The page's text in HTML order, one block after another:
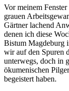
Vor meinem
grauen
Gärtner lachend
denen ich diese
Bistum Magdeburg
wir auf den Spuren
unterwegs, doch in
ökumenischen
begeistert haben.